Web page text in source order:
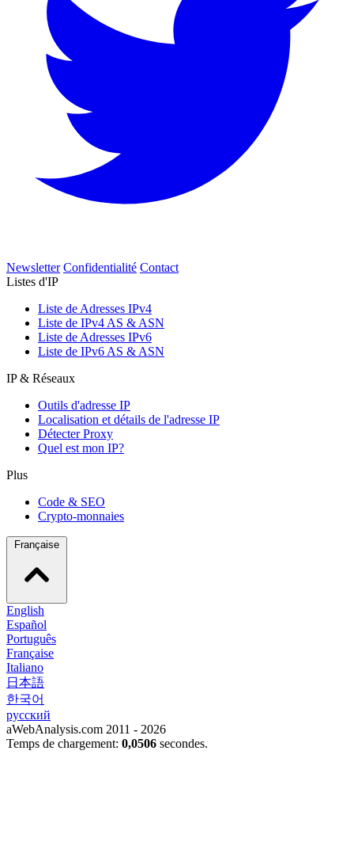
Newsletter Confidentialité Contact
Listes d'IP
Liste de Adresses IPv4
Liste de IPv4 AS & ASN
Liste de Adresses IPv6
Liste de IPv6 AS & ASN
IP & Réseaux
Outils d'adresse IP
Localisation et détails de l'adresse IP
Détecter Proxy
Quel est mon IP?
Plus
Code & SEO
Crypto-monnaies
English
Español
Português
Française
Italiano
日本語
한국어
русский
aWebAnalysis.com 2011 - 2026
Temps de chargement: 0,0506 secondes.